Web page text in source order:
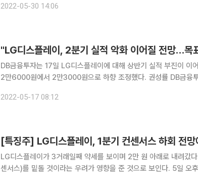
모의 CB를 발행하기로 결정했다. 전환가액은 2만5189원으로 결
2022-05-30 14:06
"LG디스플레이, 2분기 실적 악화 이어질 전망…
DB금융투자는 17일 LG디스플레이에 대해 상반기 실적 부진이 이
2만6000원에서 2만3000원으로 하향 조정했다. 권성률 DB금융투자 연구원은 “2분기 실적은 더
도 계속 하락세를 보이고 있고, 실적의 주축이었던 IT용 L
2022-05-17 08:12
[특징주] LG디스플레이, 1분기 컨센서스 하회 전
LG디스플레이가 3거래일째 약세를 보이며 2만 원 아래로 내려갔
센서스)를 밑돌 것이라는 우려가 영향을 준 것으로 보인다. 5일 오후 1시 43분 현재 LG디스플레이